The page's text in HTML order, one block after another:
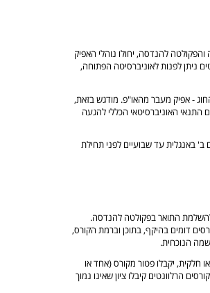
להנדסה, יחולו נוהלי האפיק
ניתן לפנות לאוניברסיטה הפתוחה,
- אפיק מעבר מהאו"פ. מודגש בזאת,
האוניברסיטאי הכללי להגעה
באנגלית עד שבועיים לפני תחילת
התואר בפקולטה להנדסה.
דומים בהיקף, בתוכן וברמת הקורס,
יקבלו פטור מקורס (אחד או
הרלוונטים קיבלו ציון שאינו נמוך